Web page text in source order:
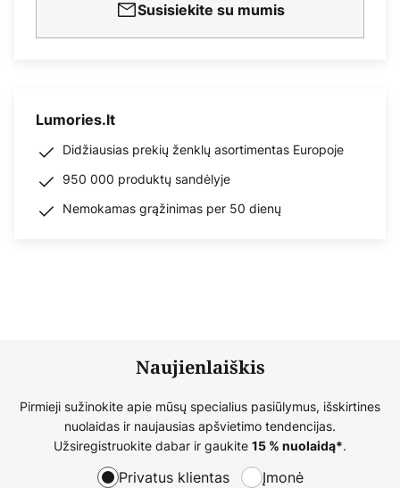
Susisiekite su mumis
Lumories.lt
Didžiausias prekių ženklų asortimentas Europoje
950 000 produktų sandėlyje
Nemokamas grąžinimas per 50 dienų
Naujienlaiškis
Pirmieji sužinokite apie mūsų specialius pasiūlymus, išskirtines
nuolaidas ir naujausias apšvietimo tendencijas.
Užsiregistruokite dabar ir gaukite 15 % nuolaidą*.
Privatus klientas Įmonė